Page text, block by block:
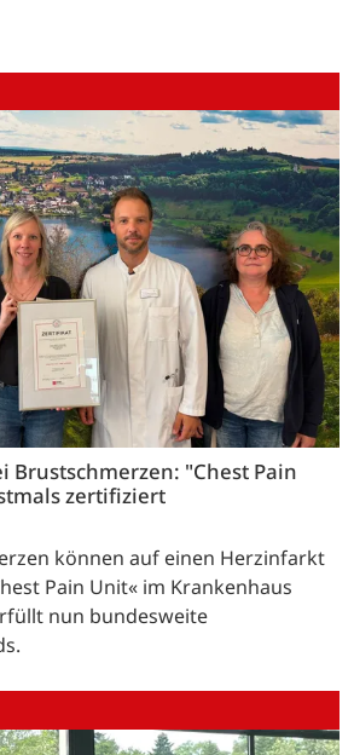
Brustschmerzen: "Chest Pain
zertifiziert
können auf einen Herzinfarkt
Pain Unit« im Krankenhaus
nun bundesweite